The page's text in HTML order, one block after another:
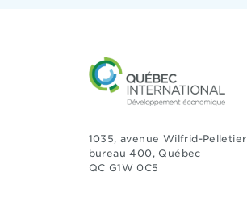
1035, avenue Wilfrid-Pelletier
bureau 400, Québec
QC G1W 0C5